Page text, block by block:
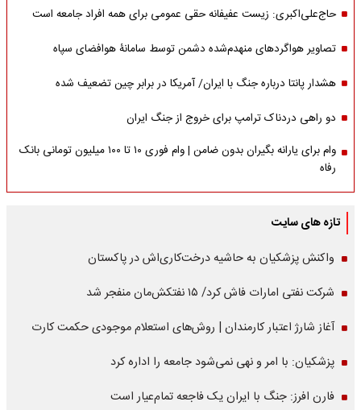
حاج‌علی‌اکبری: زیست عفیفانه حقی عمومی برای همه افراد جامعه است
تصاویر هواگردهای منهدم‌شده دشمن توسط سامانۀ هوافضای سپاه
هشدار پانتا درباره جنگ با ایران/ آمریکا در برابر چین تضعیف شده
دو راهی دردناک ترامپ برای خروج از جنگ ایران
وام برای یارانه بگیران بدون ضامن | وام فوری ۱۰ تا ۱۰۰ میلیون تومانی بانک
رفاه
تازه های سایت
واکنش پزشکیان به حاشیه درخت‌کاری‌اش در پاکستان
شرکت نفتی امارات فاش کرد/ ۱۵ نفتکش‌مان منفجر شد
آغاز شارژ اعتبار کارمندان | روش‌های استعلام موجودی حکمت کارت
پزشکیان: با امر و نهی نمی‌شود جامعه را اداره کرد
فارن افرز: جنگ با ایران یک فاجعه تمام‌عیار است